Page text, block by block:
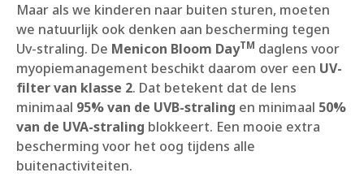
Maar als we kinderen naar buiten sturen, moeten
we natuurlijk ook denken aan bescherming tegen
Uv-straling. De Menicon Bloom DayTM daglens voor
myopiemanagement beschikt daarom over een UV-
filter van klasse 2. Dat betekent dat de lens
minimaal 95% van de UVB-straling en minimaal 50%
van de UVA-straling blokkeert. Een mooie extra
bescherming voor het oog tijdens alle
buitenactiviteiten.